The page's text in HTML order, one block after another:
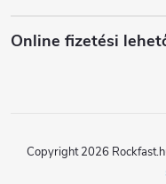
éOnline fizetési
Copyright 2026